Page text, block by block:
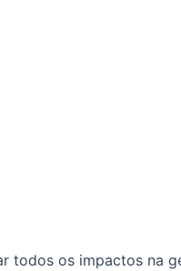
todos os impactos na